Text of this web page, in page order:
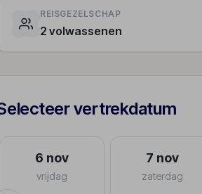
REISGEZELSCHAP
2 volwassenen
vertrekdatum
6 nov
vrijdag
7 nov
zaterdag